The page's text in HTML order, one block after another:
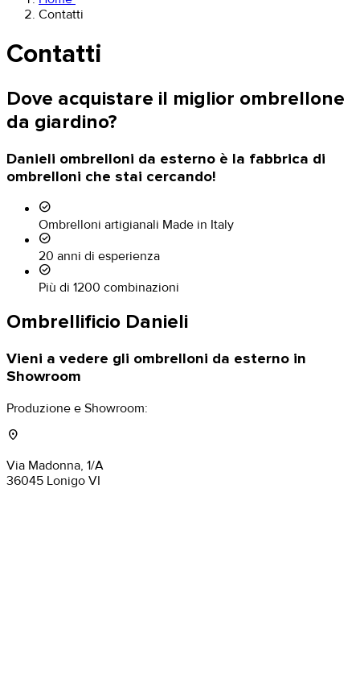
Contatti
Contatti
Dove acquistare il miglior ombrellone
da giardino?
Danieli ombrelloni da esterno è la fabbrica di
ombrelloni che stai cercando!
check_circle
Ombrelloni artigianali Made in Italy
check_circle
20 anni di esperienza
check_circle
Più di 1200 combinazioni
Ombrellificio Danieli
Vieni a vedere gli ombrelloni da esterno in
Showroom
Produzione e Showroom:
location_on
Via Madonna, 1/A
36045 Lonigo VI